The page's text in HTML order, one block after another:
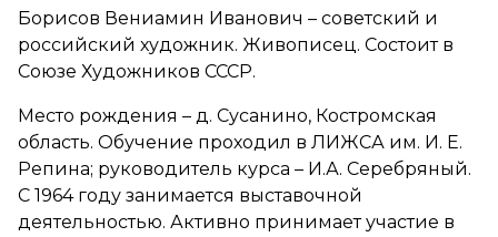
Борисов Вениамин Иванович – советский и
российский художник. Живописец. Состоит в
Союзе Художников СССР.
Место рождения – д. Сусанино, Костромская
область. Обучение проходил в ЛИЖСА им. И. Е.
Репина; руководитель курса – И.А. Серебряный.
С 1964 году занимается выставочной
деятельностью. Активно принимает участие в